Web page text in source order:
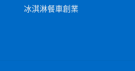
冰淇淋餐車創業